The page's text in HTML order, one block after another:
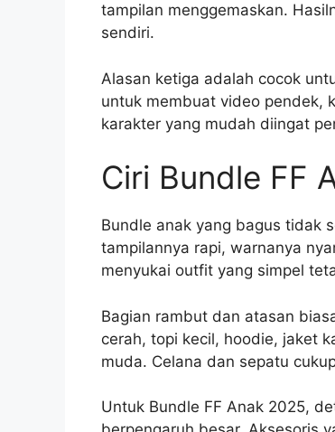
tampilan menggemaskan.
sendiri.
Alasan ketiga adalah cocok
untuk membuat video pendek,
karakter yang mudah diingat
Ciri Bundle FF
Bundle anak yang bagus tidak
tampilannya rapi, warnanya
menyukai outfit yang simpel
Bagian rambut dan atasan
cerah, topi kecil, hoodie, jaket
muda. Celana dan sepatu
Untuk Bundle FF Anak 2025,